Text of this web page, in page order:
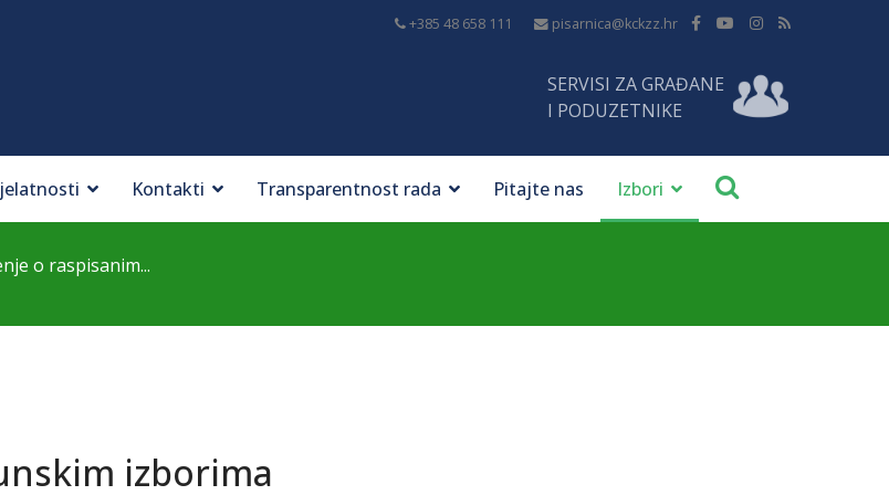
+385 48 658 111 pisarnica@kckzz.hr
SERVISI ZA GRAĐANE
I PODUZETNIKE
Kontakti Transparentnost rada Pitajte nas Izbori
o raspisanim...
izborima